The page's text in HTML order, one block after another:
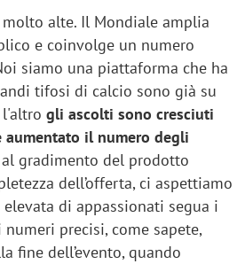
alte. Il Mondiale amplia
e coinvolge un numero
siamo una piattaforma che ha
tifosi di calcio sono già su
l'altro gli ascolti sono cresciuti
aumentato il numero degli
al gradimento del prodotto
dell’offerta, ci aspettiamo
di appassionati segua i
precisi, come sapete,
fine dell’evento, quando